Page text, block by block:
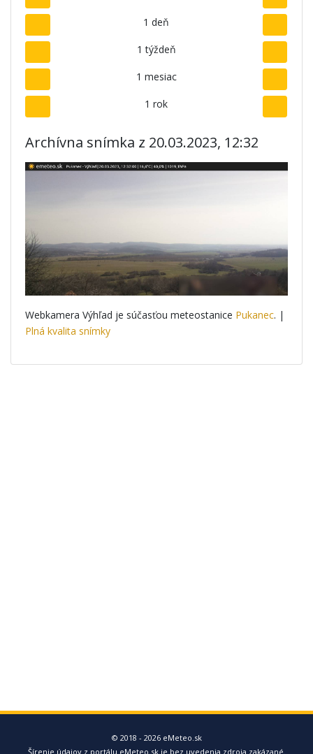
1 deň
1 týždeň
1 mesiac
1 rok
Archívna snímka z 20.03.2023, 12:32
Webkamera Výhľad je súčasťou meteostanice Pukanec. |
Plná kvalita snímky
© 2018 - 2026 eMeteo.sk
Šírenie údajov z portálu eMeteo.sk je bez uvedenia zdroja zakázané.